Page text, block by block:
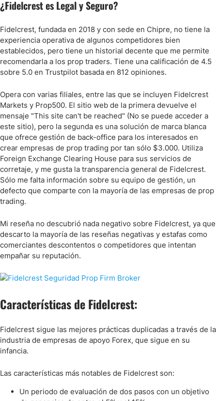
¿Fidelcrest es Legal y Seguro?
Fidelcrest, fundada en 2018 y con sede en Chipre, no tiene la
experiencia operativa de algunos competidores bien
establecidos, pero tiene un historial decente que me permite
recomendarla a los prop traders. Tiene una calificación de 4.5
sobre 5.0 en Trustpilot basada en 812 opiniones.
Opera con varias filiales, entre las que se incluyen Fidelcrest
Markets y Prop500. El sitio web de la primera devuelve el
mensaje "This site can't be reached" (No se puede acceder a
este sitio), pero la segunda es una solución de marca blanca
que ofrece gestión de back-office para los interesados en
crear empresas de prop trading por tan sólo $3.000. Utiliza
Foreign Exchange Clearing House para sus servicios de
corretaje, y me gusta la transparencia general de Fidelcrest.
Sólo me falta información sobre su equipo de gestión, un
defecto que comparte con la mayoría de las empresas de prop
trading.
Mi reseña no descubrió nada negativo sobre Fidelcrest, ya que
descarto la mayoría de las reseñas negativas y estafas como
comerciantes descontentos o competidores que intentan
empañar su reputación.
Características de Fidelcrest:
Fidelcrest sigue las mejores prácticas duplicadas a través de la
industria de empresas de apoyo Forex, que sigue en su
infancia.
Las características más notables de Fidelcrest son:
Un periodo de evaluación de dos pasos con un objetivo